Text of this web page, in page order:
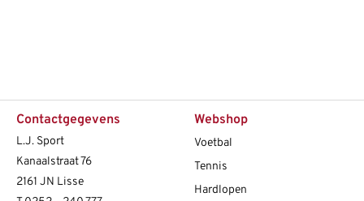
Contactgegevens
L.J. Sport
Kanaalstraat 76
2161 JN Lisse
Webshop
Voetbal
Tennis
Hardlopen